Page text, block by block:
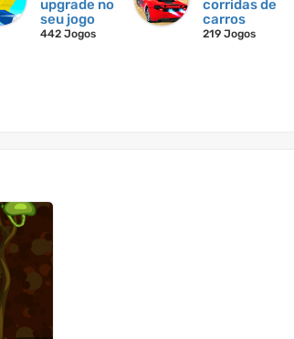
upgrade no
seu jogo
442 Jogos
corridas de
carros
219 Jogos